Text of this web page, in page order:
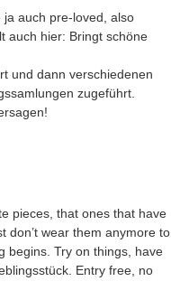
auch pre-loved, also
auch hier: Bringt schöne
und dann verschiedenen
zugeführt.
pieces, that ones that have
don’t wear them anymore to
begins. Try on things, have
Entry free, no